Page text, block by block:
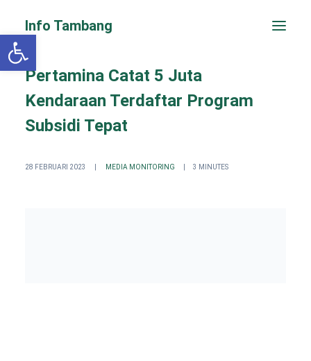
Info Tambang
Pertamina Catat 5 Juta
Kendaraan Terdaftar Program
Subsidi Tepat
28 FEBRUARI 2023 MEDIA MONITORING 3 MINUTES
Open toolbar